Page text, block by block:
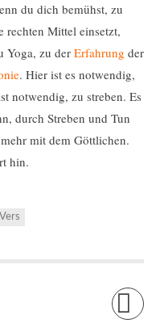
du dich bemühst, zu
rechten Mittel einsetzt,
Yoga, zu der Erfahrung der
. Hier ist es notwendig,
notwendig, zu streben. Es
durch Streben und Tun
mit dem Göttlichen.
hin.